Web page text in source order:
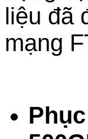
liệu đã
mạng